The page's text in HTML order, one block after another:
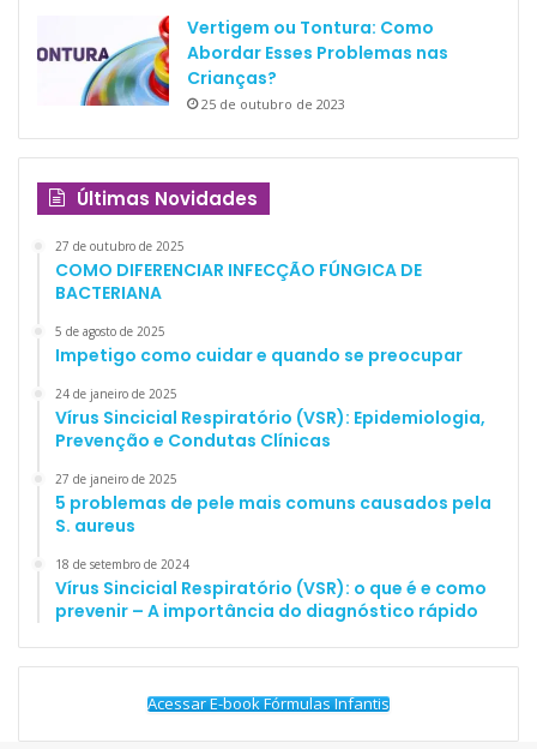
Vertigem ou Tontura: Como
Abordar Esses Problemas nas
Crianças?
25 de outubro de 2023
Últimas Novidades
27 de outubro de 2025
COMO DIFERENCIAR INFECÇÃO FÚNGICA DE
BACTERIANA
5 de agosto de 2025
Impetigo como cuidar e quando se preocupar
24 de janeiro de 2025
Vírus Sincicial Respiratório (VSR): Epidemiologia,
Prevenção e Condutas Clínicas
27 de janeiro de 2025
5 problemas de pele mais comuns causados pela
S. aureus
18 de setembro de 2024
Vírus Sincicial Respiratório (VSR): o que é e como
prevenir – A importância do diagnóstico rápido
Acessar E-book Fórmulas Infantis